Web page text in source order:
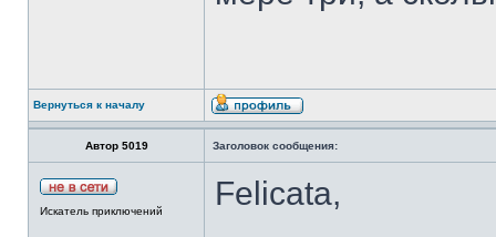
Вернуться к началу
Автор 5019 Заголовок сообщения:
Искатель приключений Felicata,